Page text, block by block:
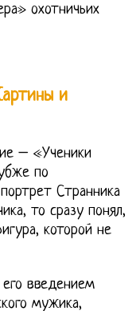
охотничьих
и
– «Ученики
по
Странника
то сразу понял,
которой не
введением
мужика,